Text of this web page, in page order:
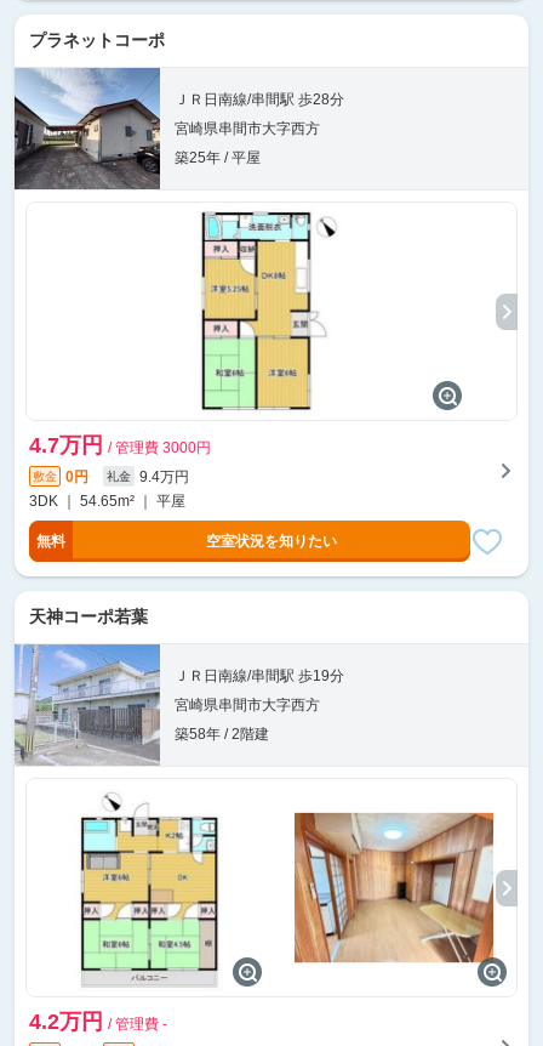
プラネットコーポ
ＪＲ日南線/串間駅 歩28分
宮崎県串間市大字西方
築25年 / 平屋
4.7万円 / 管理費 3000円
敷金 0円 礼金
9.4万円
3DK ｜ 54.65m² ｜ 平屋
無料 空室状況を知りたい
天神コーポ若葉
ＪＲ日南線/串間駅 歩19分
宮崎県串間市大字西方
築58年 / 2階建
4.2万円 / 管理費 -